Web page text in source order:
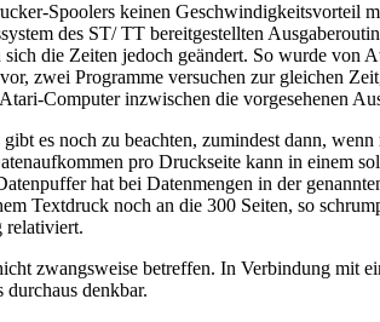
Spoolers keinen
des ST/ TT bereitgestellten
die Zeiten jedoch geändert. So wurde von
zwei Programme versuchen zur gleichen
Computer inzwischen die vorgesehenen
es noch zu beachten, zumindest dann,
pro Druckseite kann in einem
hat bei Datenmengen in der
Textdruck noch an die 300 Seiten, so
relativiert.
zwangsweise betreffen. In Verbindung
denkbar.